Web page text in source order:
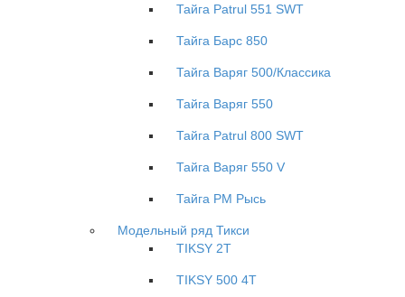
Тайга Patrul 551 SWT
Тайга Барс 850
Тайга Варяг 500/Классика
Тайга Варяг 550
Тайга Patrul 800 SWT
Тайга Варяг 550 V
Тайга РМ Рысь
Модельный ряд Тикси
TIKSY 2T
TIKSY 500 4T